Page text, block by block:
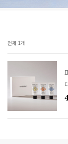
전체 1개